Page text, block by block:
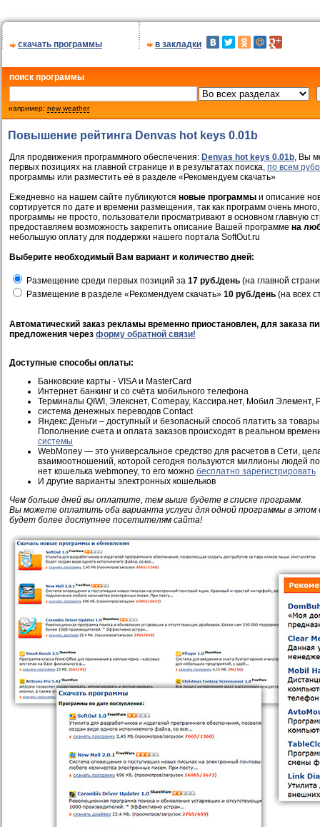
скачать программы в закладки
поиск программы
например: new weather
Повышение рейтинга Denvas hot keys 0.01b
Для продвижения программного обеспечения: Denvas hot keys 0.01b, Вы
первых позициях на главной странице и в результатах поиска, по всем
программы или разместить её в разделе «Рекомендуем скачать»
Ежедневно на нашем сайте публикуются новые программы и описание
сортируется по дате и времени размещения, так как программ очень
программы не просто, пользователи просматривают в основном главную
предоставляем возможность закрепить описание Вашей программе на
небольшую оплату для поддержки нашего портала SoftOut.ru
Выберите необходимый Вам вариант и количество дней:
Размещение среди первых позиций за 17 руб./день (на главной
Размещение в разделе «Рекомендуем скачать» 10 руб./день (на всех
Автоматический заказ рекламы временно приостановлен, для заказа
предложения через форму обратной связи!
Доступные способы оплаты:
Банковские карты - VISA и MasterCard
Интернет банкинг и со счёта мобильного телефона
Терминалы QIWI, Элекснет, Comepay, Кассира.нет, Мобил Элемент,
система денежных переводов Contact
Яндекс.Деньги – доступный и безопасный способ платить за товары
Пополнение счета и оплата заказов происходят в реальном
системы
WebMoney — это универсальное средство для расчетов в Сети,
взаимоотношений, которой сегодня пользуются миллионы людей
нет кошелька webmoney, то его можно бесплатно зарегистрировать
И другие варианты электронных кошельков
Чем больше дней вы оплатите, тем выше будете в списке программ.
Вы можете оплатить оба варианта услуги для одной программы в этом
будет более доступнее посетителям сайта!